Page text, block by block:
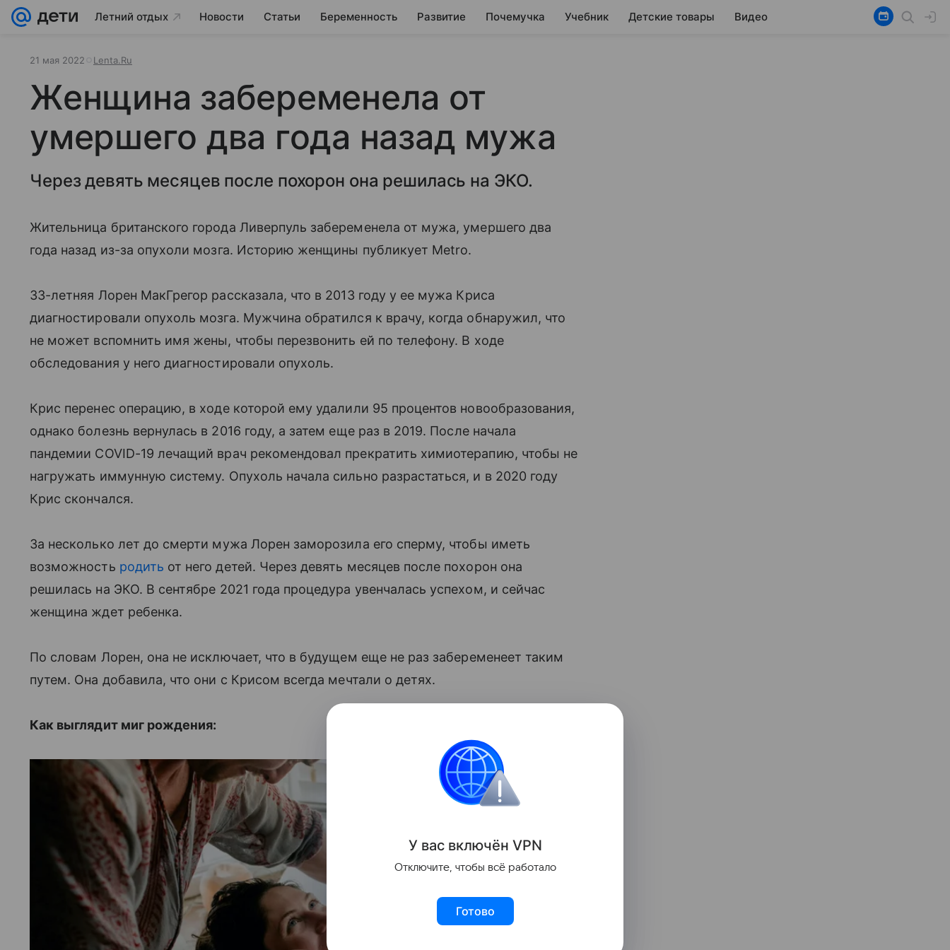
Летний отдых Новости Статьи Беременность Развитие Почемучка Учебник Детские товары Видео
21 мая 2022 Lenta.Ru
Женщина забеременела от
умершего два года назад мужа
Через девять месяцев после похорон она решилась на ЭКО.
Жительница британского города Ливерпуль забеременела от мужа, умершего два
года назад из-за опухоли мозга. Историю женщины публикует Metro.
33-летняя Лорен МакГрегор рассказала, что в 2013 году у ее мужа Криса
диагностировали опухоль мозга. Мужчина обратился к врачу, когда обнаружил, что
не может вспомнить имя жены, чтобы перезвонить ей по телефону. В ходе
обследования у него диагностировали опухоль.
Крис перенес операцию, в ходе которой ему удалили 95 процентов новообразования,
однако болезнь вернулась в 2016 году, а затем еще раз в 2019. После начала
пандемии COVID-19 лечащий врач рекомендовал прекратить химиотерапию, чтобы не
нагружать иммунную систему. Опухоль начала сильно разрастаться, и в 2020 году
Крис скончался.
За несколько лет до смерти мужа Лорен заморозила его сперму, чтобы иметь
возможность родить от него детей. Через девять месяцев после похорон она
решилась на ЭКО. В сентябре 2021 года процедура увенчалась успехом, и сейчас
женщина ждет ребенка.
По словам Лорен, она не исключает, что в будущем еще не раз забеременеет таким
путем. Она добавила, что они с Крисом всегда мечтали о детях.
Как выглядит миг рождения:
У вас включён VPN
Отключите, чтобы всё работало
Готово